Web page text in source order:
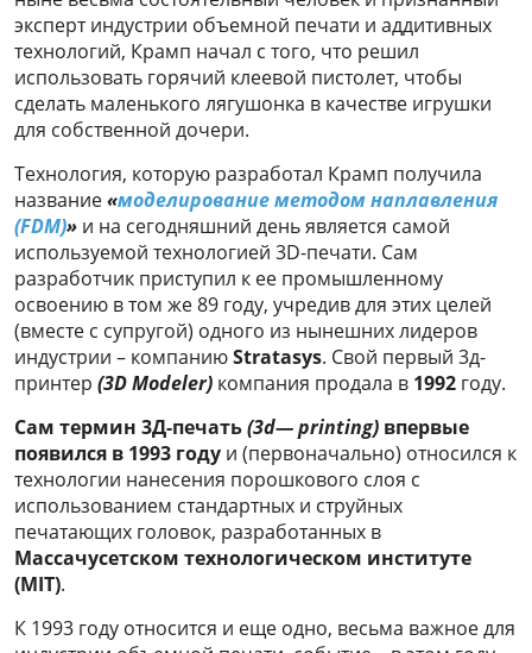
эксперт индустрии объемной печати и аддитивных
технологий, Крамп начал с того, что решил
использовать горячий клеевой пистолет, чтобы
сделать маленького лягушонка в качестве игрушки
для собственной дочери.
Технология, которую разработал Крамп получила
название«моделирование методом наплавления
(FDM)» и на сегодняшний день является самой
используемой технологией 3D-печати. Сам
разработчик приступил к ее промышленному
освоению в том же 89 году, учредив для этих целей
(вместе с супругой) одного из нынешних лидеров
индустрии – компаниюStratasys. Свой первый 3д-
принтер (3D Modeler) компания продала в 1992 году.
Сам термин 3Д-печать(3d— printing) впервые
появился в 1993 году и (первоначально) относился к
технологии нанесения порошкового слоя с
использованием стандартных и струйных
печатающих головок, разработанных в
Массачусетском технологическом институте
(MIT).
К 1993 году относится и еще одно, весьма важное для